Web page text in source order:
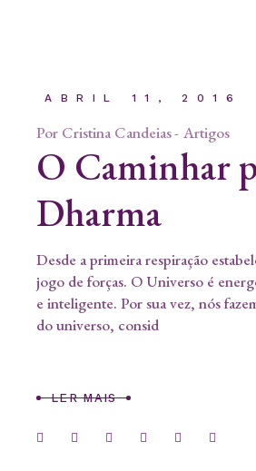
ABRIL 11, 2016
Por Cristina Candeias Artigos
O Caminhar
Dharma
Desde a primeira respiração
jogo de forças. O Universo é
e inteligente. Por sua vez, nós
do universo, consid
LER MAIS